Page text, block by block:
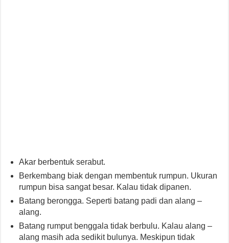
Akar berbentuk serabut.
Berkembang biak dengan membentuk rumpun. Ukuran
rumpun bisa sangat besar. Kalau tidak dipanen.
Batang berongga. Seperti batang padi dan alang –
alang.
Batang rumput benggala tidak berbulu. Kalau alang –
alang masih ada sedikit bulunya. Meskipun tidak